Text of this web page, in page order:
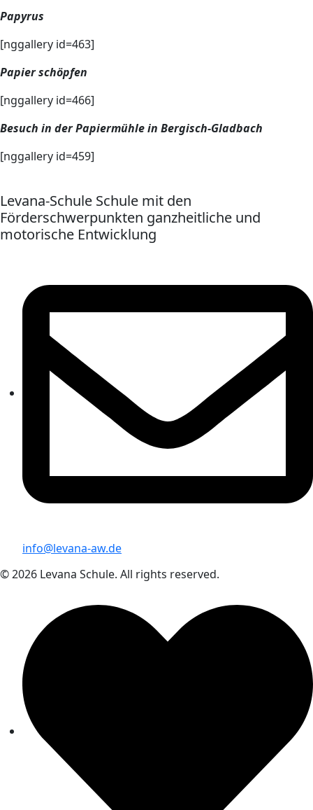
Papyrus
[nggallery id=463]
Papier schöpfen
[nggallery id=466]
Besuch in der Papiermühle in Bergisch-Gladbach
[nggallery id=459]
Levana-Schule Schule mit den
Förderschwerpunkten ganzheitliche und
motorische Entwicklung
info@levana-aw.de
© 2026 Levana Schule. All rights reserved.